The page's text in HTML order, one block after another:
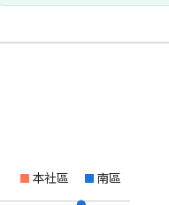
本社區 南區